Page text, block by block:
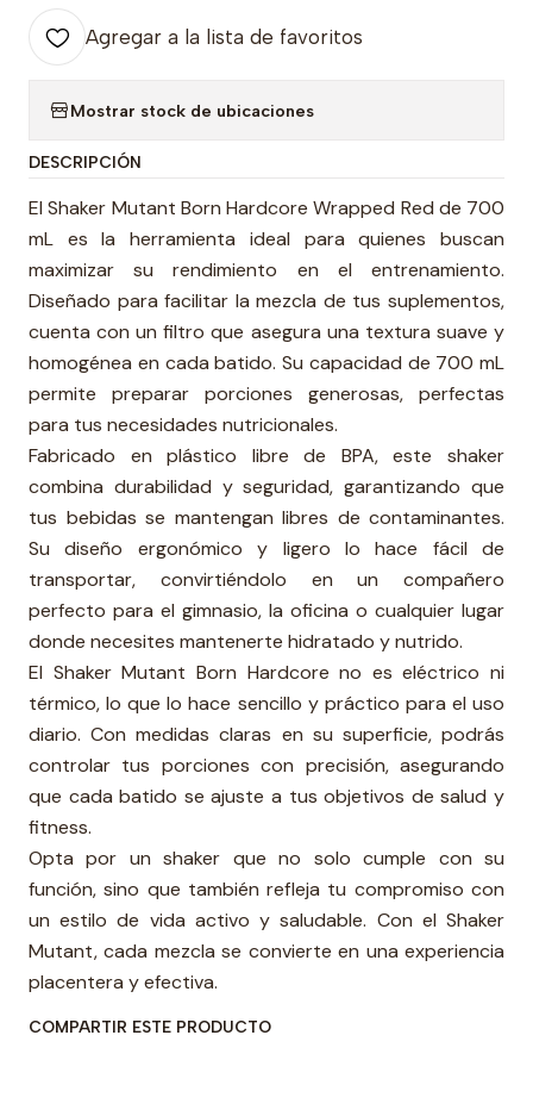
Agregar a la lista de favoritos
Mostrar stock de ubicaciones
DESCRIPCIÓN
El Shaker Mutant Born Hardcore Wrapped Red de 700
mL es la herramienta ideal para quienes buscan
maximizar su rendimiento en el entrenamiento.
Diseñado para facilitar la mezcla de tus suplementos,
cuenta con un filtro que asegura una textura suave y
homogénea en cada batido. Su capacidad de 700 mL
permite preparar porciones generosas, perfectas
para tus necesidades nutricionales.
Fabricado en plástico libre de BPA, este shaker
combina durabilidad y seguridad, garantizando que
tus bebidas se mantengan libres de contaminantes.
Su diseño ergonómico y ligero lo hace fácil de
transportar, convirtiéndolo en un compañero
perfecto para el gimnasio, la oficina o cualquier lugar
donde necesites mantenerte hidratado y nutrido.
El Shaker Mutant Born Hardcore no es eléctrico ni
térmico, lo que lo hace sencillo y práctico para el uso
diario. Con medidas claras en su superficie, podrás
controlar tus porciones con precisión, asegurando
que cada batido se ajuste a tus objetivos de salud y
fitness.
Opta por un shaker que no solo cumple con su
función, sino que también refleja tu compromiso con
un estilo de vida activo y saludable. Con el Shaker
Mutant, cada mezcla se convierte en una experiencia
placentera y efectiva.
COMPARTIR ESTE PRODUCTO